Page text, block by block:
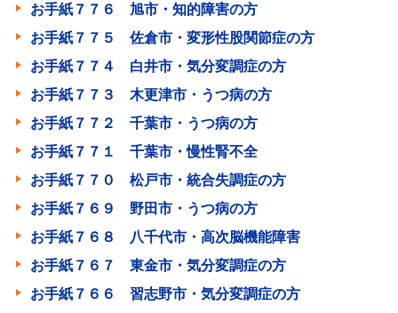
お手紙７７６ 旭市・知的障害の方
お手紙７７５ 佐倉市・変形性股関節症の方
お手紙７７４ 白井市・気分変調症の方
お手紙７７３ 木更津市・うつ病の方
お手紙７７２ 千葉市・うつ病の方
お手紙７７１ 千葉市・慢性腎不全
お手紙７７０ 松戸市・統合失調症の方
お手紙７６９ 野田市・うつ病の方
お手紙７６８ 八千代市・高次脳機能障害
お手紙７６７ 東金市・気分変調症の方
お手紙７６６ 習志野市・気分変調症の方